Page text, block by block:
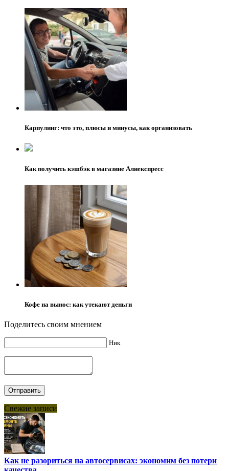
Карпулинг: что это, плюсы и минусы, как организовать
Как получить кэшбэк в магазине Алиекспресс
Кофе на вынос: как утекают деньги
Поделитесь своим мнением
Ник
Свежие записи
Как не разориться на автосервисах: экономим без потери